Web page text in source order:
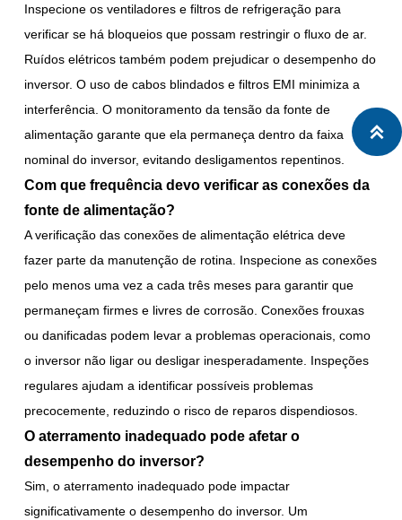
Inspecione os ventiladores e filtros de refrigeração para
verificar se há bloqueios que possam restringir o fluxo de ar.
Ruídos elétricos também podem prejudicar o desempenho do
inversor. O uso de cabos blindados e filtros EMI minimiza a
interferência. O monitoramento da tensão da fonte de
alimentação garante que ela permaneça dentro da faixa
nominal do inversor, evitando desligamentos repentinos.
Com que frequência devo verificar as conexões da
fonte de alimentação?
A verificação das conexões de alimentação elétrica deve
fazer parte da manutenção de rotina. Inspecione as conexões
pelo menos uma vez a cada três meses para garantir que
permaneçam firmes e livres de corrosão. Conexões frouxas
ou danificadas podem levar a problemas operacionais, como
o inversor não ligar ou desligar inesperadamente. Inspeções
regulares ajudam a identificar possíveis problemas
precocemente, reduzindo o risco de reparos dispendiosos.
O aterramento inadequado pode afetar o
desempenho do inversor?
Sim, o aterramento inadequado pode impactar
significativamente o desempenho do inversor. Um
